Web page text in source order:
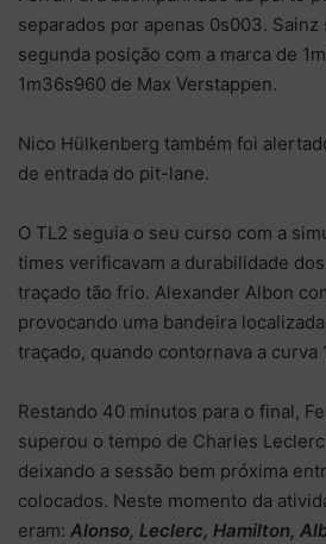
separados por apenas 0s003. Sainz
segunda posição com a marca de
1m36s960 de Max Verstappen.
Nico Hülkenberg também foi
de entrada do pit-lane.
O TL2 seguia o seu curso com a
times verificavam a durabilidade
traçado tão frio. Alexander Albon
provocando uma bandeira
traçado, quando contornava a curva
Restando 40 minutos para o final,
superou o tempo de Charles
deixando a sessão bem próxima
colocados. Neste momento da
eram: Alonso, Leclerc, Hamilton,